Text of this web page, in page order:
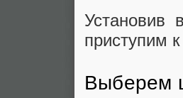
Установив
приступим
Выберем